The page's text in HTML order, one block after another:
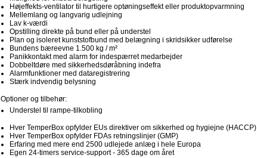
Højeffekts-ventilator til hurtigere optøningseffekt eller produktopvarmning
Mellemlang og langvarig udlejning
Lav k-værdi
Opstilling direkte på bund eller på understel
Plan og isoleret kunststofbund med belægning i skridsikker udførelse
Bundens bæreevne 1.500 kg / m²
Panikkontakt med alarm for indespærret medarbejder
Dobbeltdøre med sikkerhedsdøråbning indefra
Alarmfunktioner med dataregistrering
Stærk indvendig belysning
Optioner og tilbehør:
Understel til rampe-tilkobling
Hver TemperBox opfylder EUs direktiver om sikkerhed og hygiejne (HACCP)
Hver TemperBox opfylder FDAs retningslinjer (GMP)
Erfaring med mere end 2500 udlejede anlæg i hele Europa
Egen 24-timers service-support - 365 dage om året